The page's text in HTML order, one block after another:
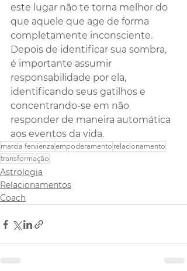
este lugar não te torna melhor do
que aquele que age de forma
completamente inconsciente.
Depois de identificar sua sombra,
é importante assumir
responsabilidade por ela,
identificando seus gatilhos e
concentrando-se em não
responder de maneira automática
aos eventos da vida.
marcia fervienza empoderamento relacionamento
transformação
Astrologia
Relacionamentos
Coach